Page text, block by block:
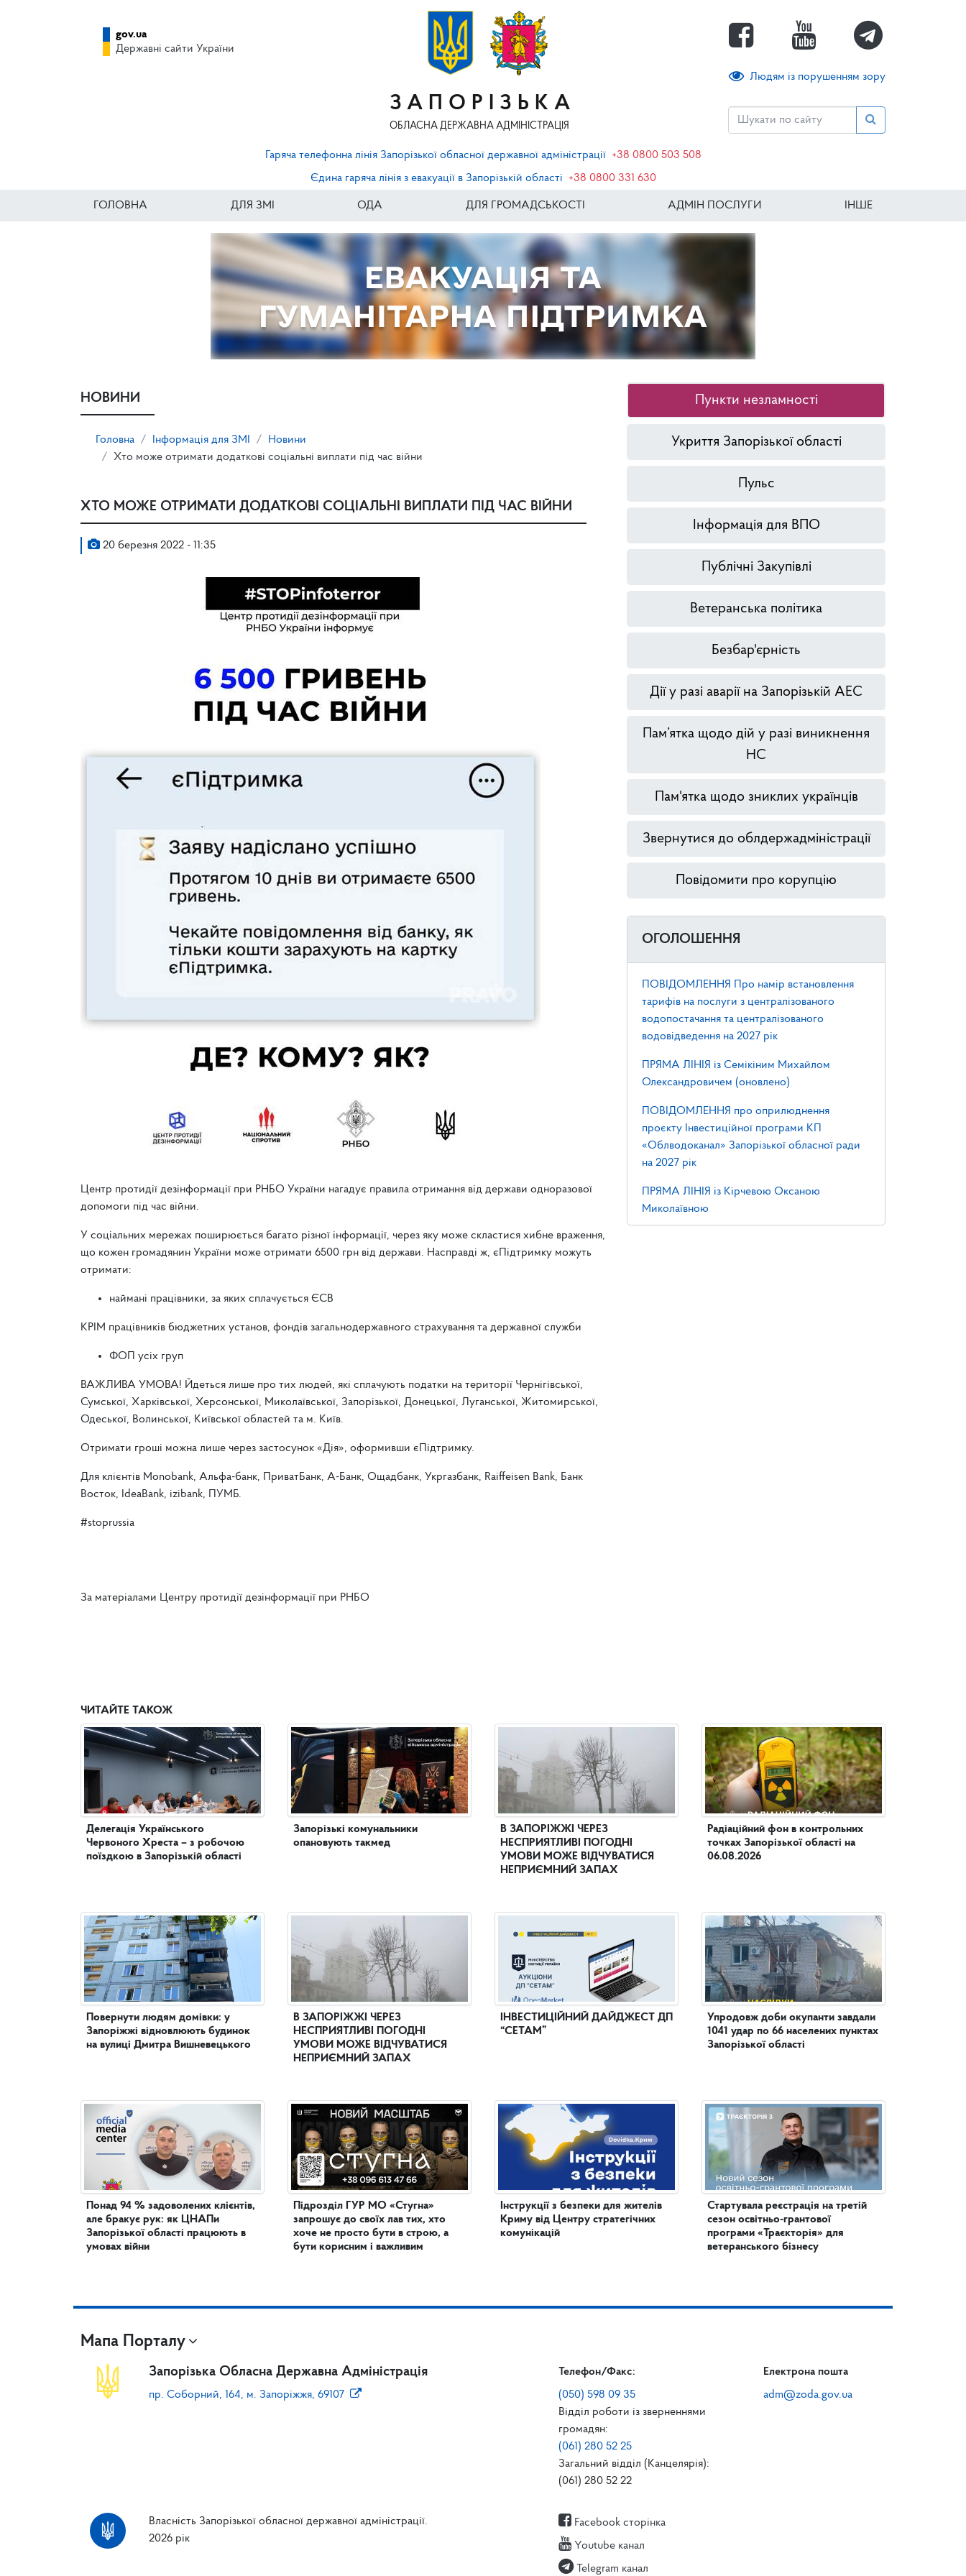
ЗАПОРІЗЬКА
ОБЛАСНА ДЕРЖАВНА АДМІНІСТРАЦІЯ
Людям із порушенням зору
gov.ua
Державні сайти України
Гаряча телефонна лінія Запорізької обласної державної адміністрації +38 0800 503 508
Єдина гаряча лінія з евакуації в Запорізькій області
+38 0800 331 630
ГОЛОВНА ДЛЯ ЗМІ ОДА ДЛЯ ГРОМАДСЬКОСТІ АДМІН ПОСЛУГИ ІНШЕ
НОВИНИ
Головна Інформація для ЗМІ
Новини
Хто може отримати додаткові соціальні виплати під час війни
ХТО МОЖЕ ОТРИМАТИ ДОДАТКОВІ СОЦІАЛЬНІ ВИПЛАТИ ПІД ЧАС ВІЙНИ
20 березня 2022 - 11:35
Центр протидії дезінформації при РНБО України нагадує правила отримання від держави одноразової
допомоги під час війни.
У соціальних мережах поширюється багато різної інформації, через яку може скластися хибне враження,
що кожен громадянин України може отримати 6500 грн від держави. Насправді ж, єПідтримку можуть
отримати:
наймані працівники, за яких сплачується ЄСВ
КРІМ працівників бюджетних установ, фондів загальнодержавного страхування та державної служби
ФОП усіх груп
ВАЖЛИВА УМОВА! Йдеться лише про тих людей, які сплачують податки на території Чернігівської,
Сумської, Харківської, Херсонської, Миколаївської, Запорізької, Донецької, Луганської, Житомирської,
Одеської, Волинської, Київської областей та м. Київ.
Отримати гроші можна лише через застосунок «Дія», оформивши єПідтримку.
Для клієнтів Monobank, Альфа-банк, ПриватБанк, А-Банк, Ощадбанк, Укргазбанк, Raiffeisen Bank, Банк
Восток, IdeaBank, izibank, ПУМБ.
#stoprussia
За матеріалами Центру протидії дезінформації при РНБО
Пункти незламності
Укриття Запорізької області
Пульс
Інформація для ВПО
Публічні Закупівлі
Ветеранська політика
Безбар'єрність
Дії у разі аварії на Запорізькій АЕС
Пам’ятка щодо дій у разі виникнення
НС
Пам'ятка щодо зниклих українців
Звернутися до облдержадміністрації
Повідомити про корупцію
ОГОЛОШЕННЯ
ПОВІДОМЛЕННЯ Про намір встановлення
тарифів на послуги з централізованого
водопостачання та централізованого
водовідведення на 2027 рік
ПРЯМА ЛІНІЯ із Семікіним Михайлом
Олександровичем (оновлено)
ПОВІДОМЛЕННЯ про оприлюднення
проєкту Інвестиційної програми КП
«Облводоканал» Запорізької обласної ради
на 2027 рік
ПРЯМА ЛІНІЯ із Кірчевою Оксаною
Миколаївною
ЧИТАЙТЕ ТАКОЖ
Делегація Українського
Червоного Хреста – з робочою
поїздкою в Запорізькій області
Повернути людям домівки: у
Запоріжжі відновлюють будинок
на вулиці Дмитра Вишневецького
Понад 94 % задоволених клієнтів,
але бракує рук: як ЦНАПи
Запорізької області працюють в
умовах війни
Запорізькі комунальники
опановують такмед
В ЗАПОРІЖЖІ ЧЕРЕЗ
НЕСПРИЯТЛИВІ ПОГОДНІ
УМОВИ МОЖЕ ВІДЧУВАТИСЯ
НЕПРИЄМНИЙ ЗАПАХ
Підрозділ ГУР МО «Стугна»
запрошує до своїх лав тих, хто
хоче не просто бути в строю, а
бути корисним і важливим
В ЗАПОРІЖЖІ ЧЕРЕЗ
НЕСПРИЯТЛИВІ ПОГОДНІ
УМОВИ МОЖЕ ВІДЧУВАТИСЯ
НЕПРИЄМНИЙ ЗАПАХ
ІНВЕСТИЦІЙНИЙ ДАЙДЖЕСТ ДП
“СЕТАМ”
Інструкції з безпеки для жителів
Криму від Центру стратегічних
комунікацій
Радіаційний фон в контрольних
точках Запорізької області на
06.08.2026
Упродовж доби окупанти завдали
1041 удар по 66 населених пунктах
Запорізької області
Стартувала реєстрація на третій
сезон освітньо-грантової
програми «Траєкторія» для
ветеранського бізнесу
Мапа Порталу
Запорізька Обласна Державна Адміністрація
пр. Соборний, 164, м. Запоріжжя, 69107
Телефон/Факс:
(050) 598 09 35
Відділ роботи із зверненнями
громадян:
(061) 280 52 25
Загальний відділ (Канцелярія):
(061) 280 52 22
Електрона пошта
adm@zoda.gov.ua
Власність Запорізької обласної державної адміністрації.
2026 рік
Facebook сторінка
Youtube канал
Telegram канал